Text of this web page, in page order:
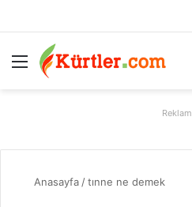
Menü
Reklam
Anasayfa /tınne ne demek